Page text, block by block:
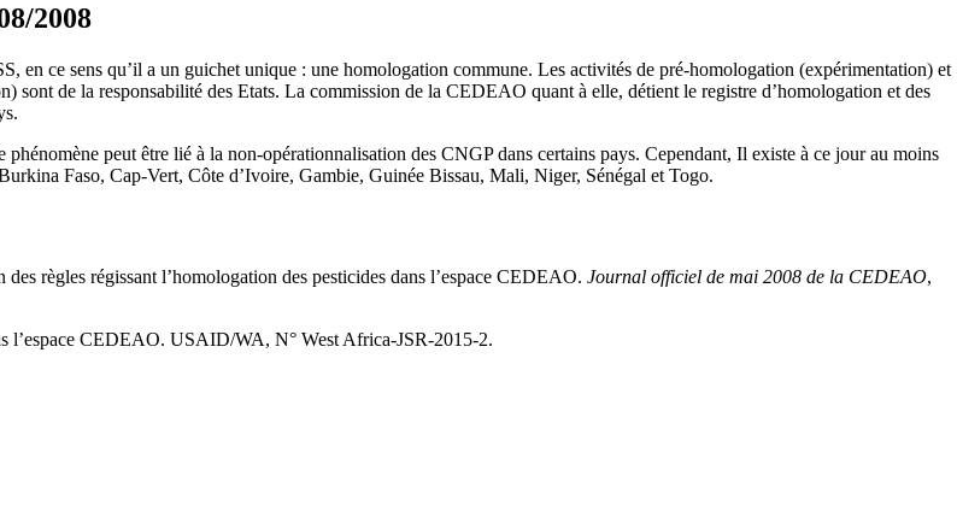
2008
ce sens qu’il a un guichet unique : une homologation commune. Les activités de pré-homologation (expérimentation) et
de la responsabilité des Etats. La commission de la CEDEAO quant à elle, détient le registre d’homologation et des
peut être lié à la non-opérationnalisation des CNGP dans certains pays. Cependant, Il existe à ce jour au moins
Faso, Cap-Vert, Côte d’Ivoire, Gambie, Guinée Bissau, Mali, Niger, Sénégal et Togo.
règles régissant l’homologation des pesticides dans l’espace CEDEAO. Journal officiel de mai 2008 de la CEDEAO,
l’espace CEDEAO. USAID/WA, N° West Africa-JSR-2015-2.